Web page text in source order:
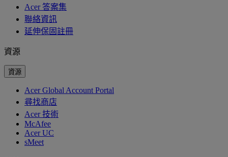
Acer 答案集
聯絡資訊
延伸保固註冊
資源
資源
Acer Global Account Portal
尋找商店
Acer 技術
McAfee
Acer UC
sMeet